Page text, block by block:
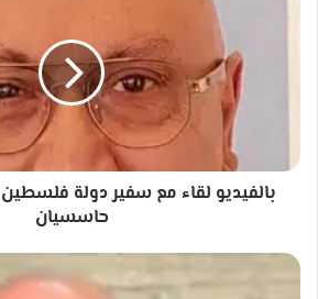
حاسسيان
بالفيديو لقاء مع سفير دولة
حاسسيان
لقاء